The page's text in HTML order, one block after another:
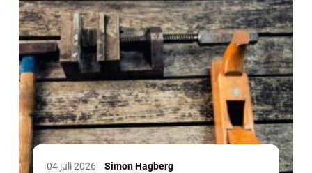
04 juli 2026 Simon Hagberg